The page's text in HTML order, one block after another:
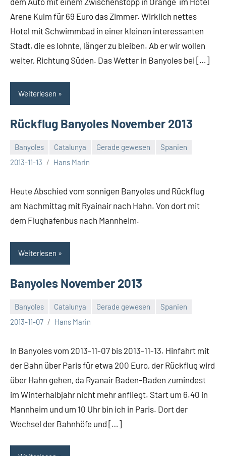
Arene Kulm für 69 Euro das Zimmer. Wirklich nettes
Hotel mit Schwimmbad in einer kleinen interessanten
Stadt, die es lohnte, länger zu bleiben. Ab er wir wollen
weiter, Richtung Süden. Das Wetter in Banyoles bei […]
Weiterlesen
Rückflug Banyoles November 2013
Banyoles Catalunya Gerade gewesen
Spanien
2013-11-13
Hans Marin
Keine
Heute Abschied vom sonnigen Banyoles und Rückflug
am Nachmittag mit Ryainair nach Hahn. Von dort mit
dem Flughafenbus nach Mannheim.
Weiterlesen
Banyoles November 2013
Banyoles Catalunya Gerade gewesen
Spanien
2013-11-07
Hans Marin
Keine
In Banyoles vom 2013-11-07 bis 2013-11-13. Hinfahrt mit
der Bahn über Paris für etwa 200 Euro, der Rückflug wird
über Hahn gehen, da Ryanair Baden-Baden zumindest
im Winterhalbjahr nicht mehr anfliegt. Start um 6.40 in
Mannheim und um 10 Uhr bin ich in Paris. Dort der
Wechsel der Bahnhöfe und […]